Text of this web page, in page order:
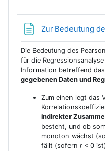
Zur Bedeutung
Die Bedeutung des
für die
Information betreffend das
gegebenen Daten und
Zum einen legt das
indirekter
besteht, und ob
monoton wächst
fällt (sofern r < 0